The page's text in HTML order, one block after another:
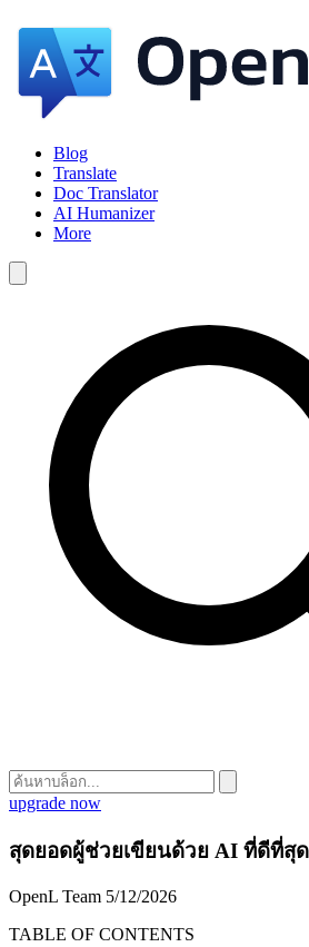
Blog
Translate
Doc Translator
AI Humanizer
More
upgrade now
สุดยอดผู้ช่วยเขียนด้วย AI ที่ดีที่สุด
OpenL Team 5/12/2026
TABLE OF CONTENTS